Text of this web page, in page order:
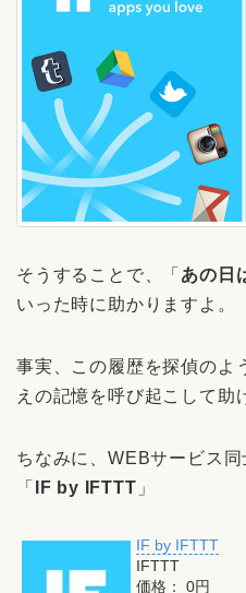
そうすることで、「 あの日
いった時に助かりますよ。
事実、この履歴を探偵のよ
えの記憶を呼び起こして助
ちなみに、WEBサービス
「
IF by IFTTT 」
IF by IFTTT
IFTTT
価格： 0円